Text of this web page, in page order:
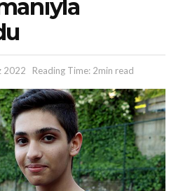
2022 Reading Time: 2min read